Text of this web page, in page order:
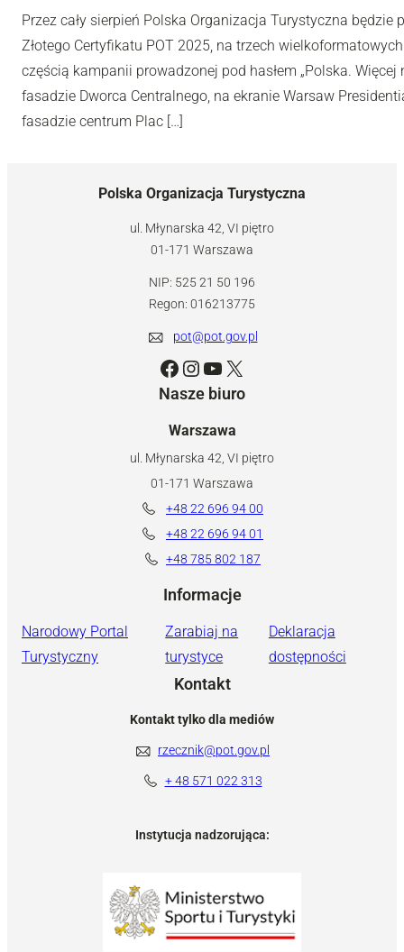
Przez cały sierpień Polska Organizacja Turystyczna
Złotego Certyfikatu POT 2025, na trzech
częścią kampanii prowadzonej pod hasłem „Polska.
fasadzie Dworca Centralnego, na ekranie Warsaw
fasadzie centrum Plac […]
Polska Organizacja Turystyczna
ul. Młynarska 42, VI piętro
01-171 Warszawa
NIP: 525 21 50 196
Regon: 016213775
pot@pot.gov.pl
Facebook Instagram YouTube X
Nasze biuro
Warszawa
ul. Młynarska 42, VI piętro
01-171 Warszawa
+48 22 696 94 00
+48 22 696 94 01
+48 785 802 187
Informacje
Narodowy Portal
Turystyczny
Zarabiaj na
turystyce
Deklaracja
dostępności
Kontakt
Kontakt tylko dla mediów
rzecznik@pot.gov.pl
+ 48 571 022 313
Instytucja nadzorująca: